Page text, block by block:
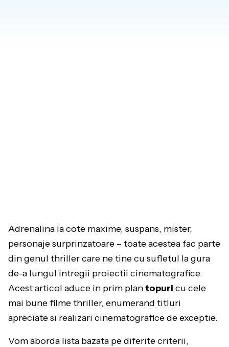
Adrenalina la cote maxime, suspans, mister,
personaje surprinzatoare – toate acestea fac parte
din genul thriller care ne tine cu sufletul la gura
de-a lungul intregii proiectii cinematografice.
Acest articol aduce in prim plantopuri cu cele
mai bune filme thriller, enumerand titluri
apreciate si realizari cinematografice de exceptie.
Vom aborda lista bazata pe diferite criterii,